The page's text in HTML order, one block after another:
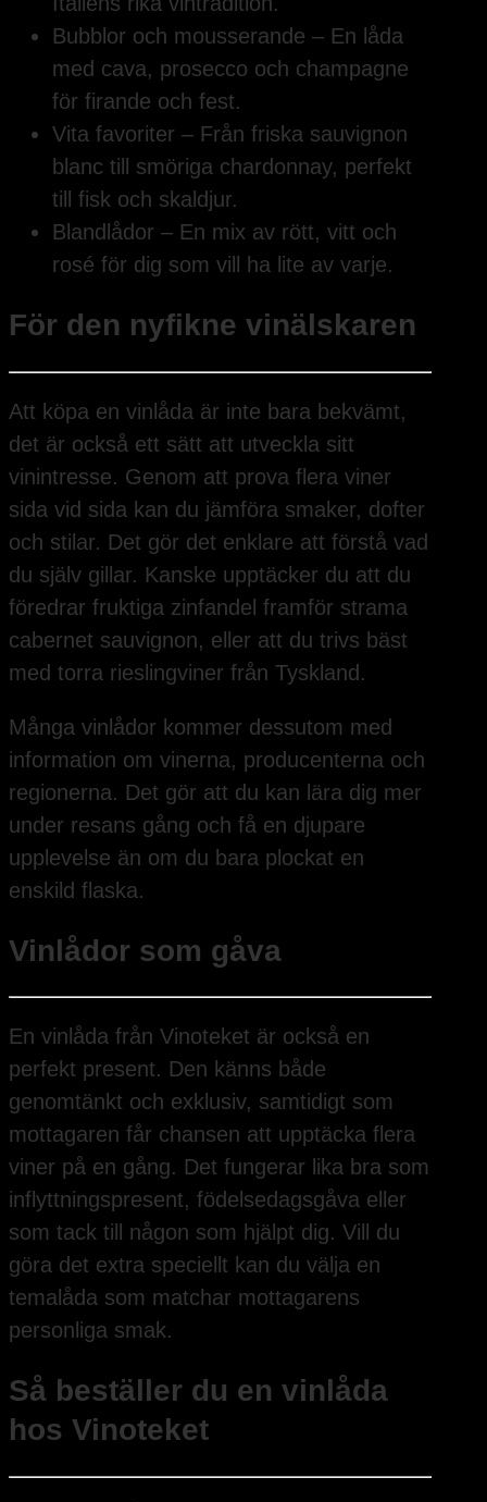
Bubblor och mousserande – En låda
med cava, prosecco och champagne
för firande och fest.
Vita favoriter – Från friska sauvignon
blanc till smöriga chardonnay, perfekt
till fisk och skaldjur.
Blandlådor – En mix av rött, vitt och
rosé för dig som vill ha lite av varje.
För den nyfikne vinälskaren
Att köpa en vinlåda är inte bara bekvämt,
det är också ett sätt att utveckla sitt
vinintresse. Genom att prova flera viner
sida vid sida kan du jämföra smaker, dofter
och stilar. Det gör det enklare att förstå vad
du själv gillar. Kanske upptäcker du att du
föredrar fruktiga zinfandel framför strama
cabernet sauvignon, eller att du trivs bäst
med torra rieslingviner från Tyskland.
Många vinlådor kommer dessutom med
information om vinerna, producenterna och
regionerna. Det gör att du kan lära dig mer
under resans gång och få en djupare
upplevelse än om du bara plockat en
enskild flaska.
Vinlådor som gåva
En vinlåda från Vinoteket är också en
perfekt present. Den känns både
genomtänkt och exklusiv, samtidigt som
mottagaren får chansen att upptäcka flera
viner på en gång. Det fungerar lika bra som
inflyttningspresent, födelsedagsgåva eller
som tack till någon som hjälpt dig. Vill du
göra det extra speciellt kan du välja en
temalåda som matchar mottagarens
personliga smak.
Så beställer du en vinlåda
hos Vinoteket